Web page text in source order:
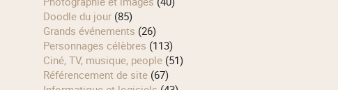
Doodle du jour(85)
Grands événements (26)
Personnages célèbres (113)
Ciné, TV, musique, people(51)
Référencement de site(67)